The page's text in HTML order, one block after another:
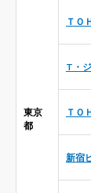
東京
都
ＴＯ
T・
ＴＯ
新宿